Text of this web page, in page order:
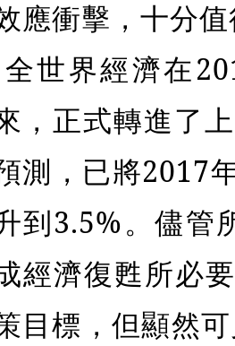
應衝擊，十分
全世界經濟在
，正式轉進了
測，已將2017
到3.5%。儘管
經濟復甦所必
目標，但顯然